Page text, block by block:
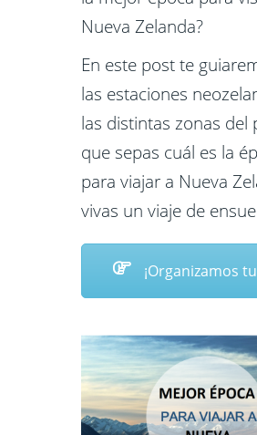
Nueva Zelanda?
En este post te
las estaciones
las distintas zonas del
que sepas cuál es la
para viajar a Nueva
vivas un viaje de
¡Organizamos